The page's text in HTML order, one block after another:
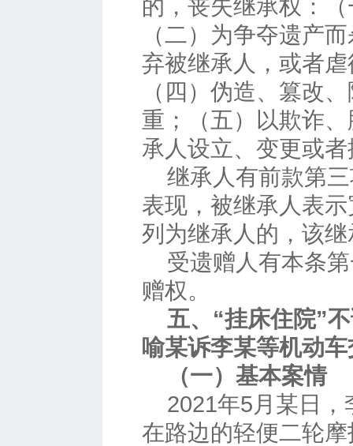
的，丧失继承权：
（二）为争夺遗产
弃被继承人，或者
（四）伪造、篡改
重；（五）以欺诈
承人设立、变更或
继承人有前款第
表现，被继承人表
列为继承人的，该
受遗赠人有本条
赠权。
五、“挂床住院”
喻某诉李某等机动
（一）基本案情
2021年5月某日
在路边的轻便二轮